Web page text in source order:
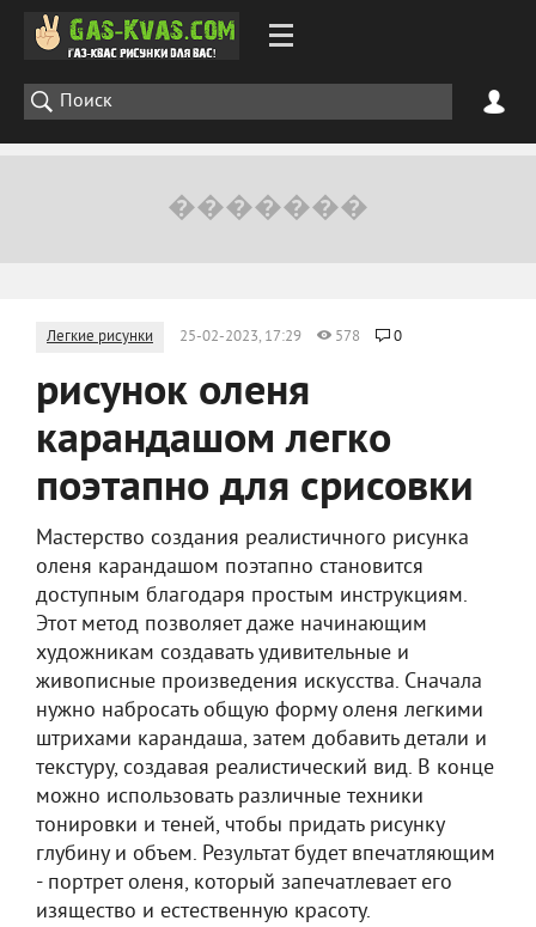
Легкие рисунки 25-02-2023, 17:29 578 0
рисунок оленя
карандашом легко
поэтапно для срисовки
Мастерство создания реалистичного рисунка
оленя карандашом поэтапно становится
доступным благодаря простым инструкциям.
Этот метод позволяет даже начинающим
художникам создавать удивительные и
живописные произведения искусства. Сначала
нужно набросать общую форму оленя легкими
штрихами карандаша, затем добавить детали и
текстуру, создавая реалистический вид. В конце
можно использовать различные техники
тонировки и теней, чтобы придать рисунку
глубину и объем. Результат будет впечатляющим
- портрет оленя, который запечатлевает его
изящество и естественную красоту.